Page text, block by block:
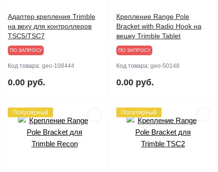
Адаптер крепления Trimble
на веху для контроллеров
TSC5/TSC7
ПО ЗАПРОСУ
Код товара: geo-108444
0.00 руб.
Крепление Range Pole
Bracket with Radio Hook на
вешку Trimble Tablet
ПО ЗАПРОСУ
Код товара: geo-50148
0.00 руб.
Популярный Популярный